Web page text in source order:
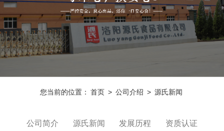
您当前的位置： 首页 > 公司介绍 > 源氏新闻
公司简介 源氏新闻 发展历程 资质认证